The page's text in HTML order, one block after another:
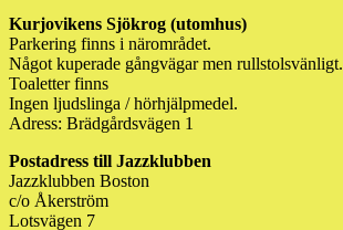
Kurjovikens Sjökrog (utomhus)
Parkering finns i närområdet.
Något kuperade gångvägar men rullstolsvänligt.
Toaletter finns
Ingen ljudslinga / hörhjälpmedel.
Adress: Brädgårdsvägen 1
Postadress till Jazzklubben
Jazzklubben Boston
c/o Åkerström
Lotsvägen 7